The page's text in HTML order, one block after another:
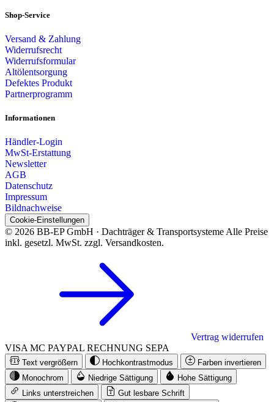
Shop-Service
Versand & Zahlung
Widerrufsrecht
Widerrufsformular
Altölentsorgung
Defektes Produkt
Partnerprogramm
Informationen
Händler-Login
MwSt-Erstattung
Newsletter
AGB
Datenschutz
Impressum
Bildnachweise
Cookie-Einstellungen
© 2026 BB-EP GmbH · Dachträger & Transportsysteme Alle Preise
inkl. gesetzl. MwSt. zzgl. Versandkosten.
Vertrag widerrufen
VISA MC PAYPAL RECHNUNG SEPA
Text vergrößern Hochkontrastmodus
Farben invertieren
Monochrom
Niedrige Sättigung
Hohe Sättigung
Links unterstreichen
Gut lesbare Schrift